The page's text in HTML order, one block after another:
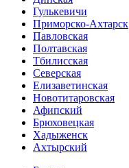
Гулькевичи
Приморско-Ахтарск
Павловская
Полтавская
Тбилисская
Северская
Елизаветинская
Новотитаровская
Афипский
Брюховецкая
Хадыженск
Ахтырский